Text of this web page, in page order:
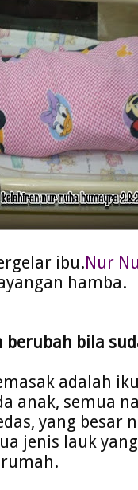
ibu.Nur
hamba.
berubah bila
adalah
anak, semua
yang besar
jenis lauk